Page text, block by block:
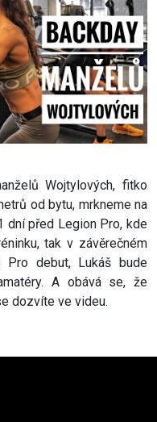
Wojtylových, fitko
od bytu, mrkneme na
dní před Legion Pro, kde
tak v závěrečném
Pro debut, Lukáš bude
A obává se, že
dozvíte ve videu.